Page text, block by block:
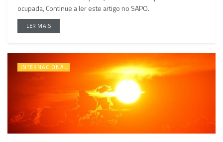
ocupada, Continue a ler este artigo no SAPO.
LER MAIS
INTERNACIONAL